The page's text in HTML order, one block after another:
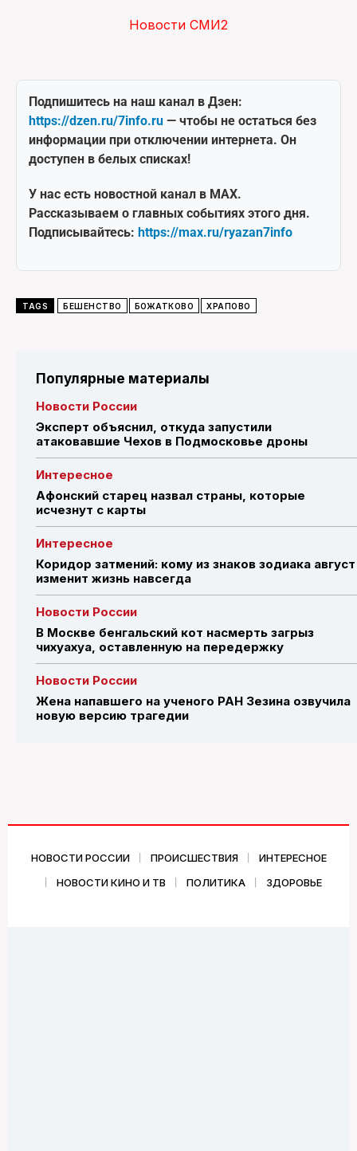
Новости СМИ2
Подпишитесь на наш канал в Дзен:
https://dzen.ru/7info.ru — чтобы не остаться без
информации при отключении интернета. Он
доступен в белых списках!
У нас есть новостной канал в MAX.
Рассказываем о главных событиях этого дня.
Подписывайтесь: https://max.ru/ryazan7info
TAGS БЕШЕНСТВО БОЖАТКОВО ХРАПОВО
Популярные материалы
Новости России
Эксперт объяснил, откуда запустили
атаковавшие Чехов в Подмосковье дроны
Интересное
Афонский старец назвал страны, которые
исчезнут с карты
Интересное
Коридор затмений: кому из знаков зодиака август
изменит жизнь навсегда
Новости России
В Москве бенгальский кот насмерть загрыз
чихуахуа, оставленную на передержку
Новости России
Жена напавшего на ученого РАН Зезина озвучила
новую версию трагедии
НОВОСТИ РОССИИ ПРОИСШЕСТВИЯ
ИНТЕРЕСНОЕ
НОВОСТИ КИНО И ТВ
ПОЛИТИКА ЗДОРОВЬЕ